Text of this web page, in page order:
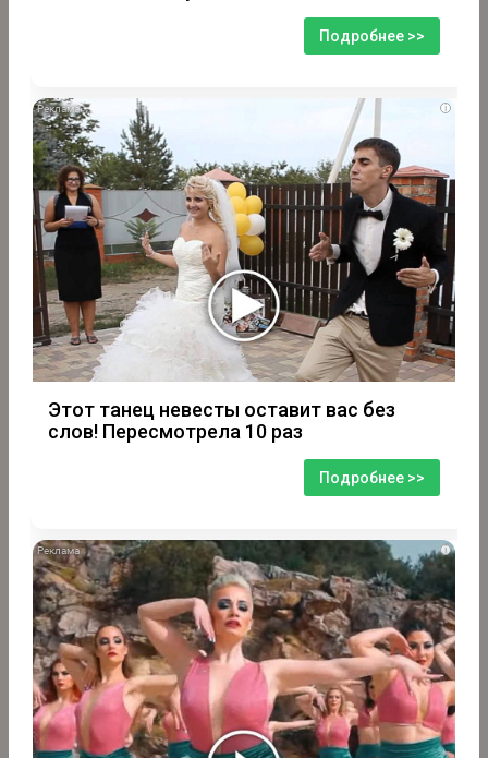
Подробнее >>
i
Этот танец невесты оставит вас без
слов! Пересмотрела 10 раз
Подробнее >>
i